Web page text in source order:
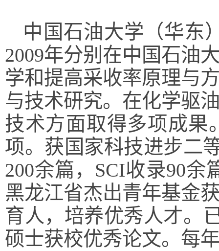
中国石油大学（华东
2009年分别在中国石油
学和提高采收率原理与
与技术研究。在化学驱
技术方面取得多项成果
项。获国家科技进步二
200余篇，SCI收录90
黑龙江省杰出青年基金
育人，培养优秀人才。
硕士获校优秀论文。每